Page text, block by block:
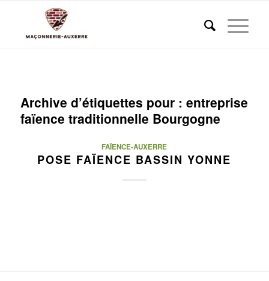
Archive d’étiquettes pour : entreprise
faïence traditionnelle Bourgogne
FAÏENCE-AUXERRE
POSE FAÏENCE BASSIN YONNE